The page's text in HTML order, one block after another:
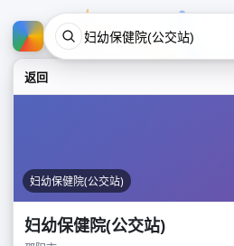
返回
妇幼保健院(公交站)
妇幼保健院(公交站)